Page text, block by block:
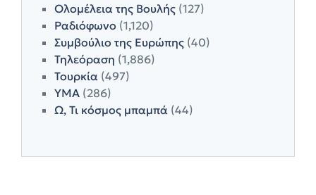
Ολομέλεια της Βουλής (127)
Ραδιόφωνο (1,120)
Συμβούλιο της Ευρώπης (40)
Τηλεόραση (1,886)
Τουρκία (497)
ΥΜΑ (286)
Ω, Τι κόσμος μπαμπά (44)